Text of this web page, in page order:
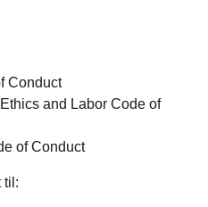
Conduct
and Labor Code of
of Conduct
til: